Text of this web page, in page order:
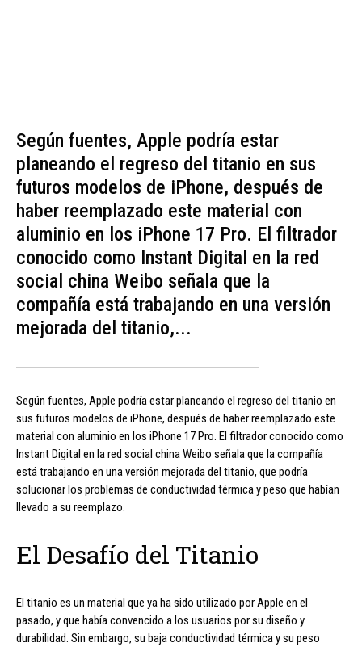
Según fuentes, Apple podría estar
planeando el regreso del titanio en sus
futuros modelos de iPhone, después de
haber reemplazado este material con
aluminio en los iPhone 17 Pro. El filtrador
conocido como Instant Digital en la red
social china Weibo señala que la
compañía está trabajando en una versión
mejorada del titanio,...
Según fuentes, Apple podría estar planeando el regreso del titanio en
sus futuros modelos de iPhone, después de haber reemplazado este
material con aluminio en los iPhone 17 Pro. El filtrador conocido como
Instant Digital en la red social china Weibo señala que la compañía
está trabajando en una versión mejorada del titanio, que podría
solucionar los problemas de conductividad térmica y peso que habían
llevado a su reemplazo.
El Desafío del Titanio
El titanio es un material que ya ha sido utilizado por Apple en el
pasado, y que había convencido a los usuarios por su diseño y
durabilidad. Sin embargo, su baja conductividad térmica y su peso